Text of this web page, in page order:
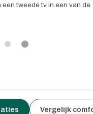
tweede tv in een van de
Vergelijk